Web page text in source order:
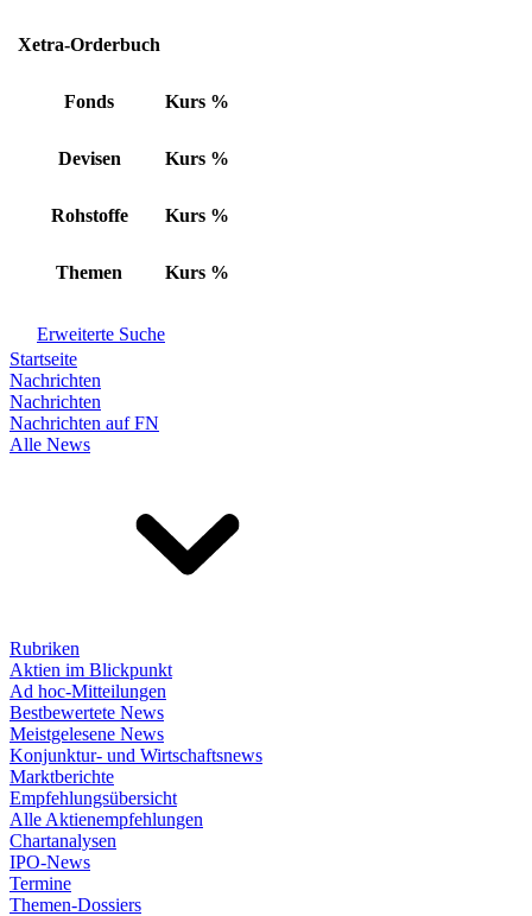
Xetra-Orderbuch
Fonds Kurs %
Devisen Kurs %
Rohstoffe Kurs %
Themen Kurs %
Erweiterte Suche
Startseite
Nachrichten
Nachrichten
Nachrichten auf FN
Alle News
Rubriken
Aktien im Blickpunkt
Ad hoc-Mitteilungen
Bestbewertete News
Meistgelesene News
Konjunktur- und Wirtschaftsnews
Marktberichte
Empfehlungsübersicht
Alle Aktienempfehlungen
Chartanalysen
IPO-News
Termine
Themen-Dossiers